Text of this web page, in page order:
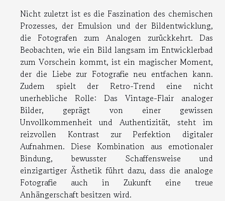
Nicht zuletzt ist es die Faszination des chemischen
Prozesses, der Emulsion und der Bildentwicklung,
die Fotografen zum Analogen zurückkehrt. Das
Beobachten, wie ein Bild langsam im Entwicklerbad
zum Vorschein kommt, ist ein magischer Moment,
der die Liebe zur Fotografie neu entfachen kann.
Zudem spielt der Retro-Trend eine nicht
unerhebliche Rolle: Das Vintage-Flair analoger
Bilder, geprägt von einer gewissen
Unvollkommenheit und Authentizität, steht im
reizvollen Kontrast zur Perfektion digitaler
Aufnahmen. Diese Kombination aus emotionaler
Bindung, bewusster Schaffensweise und
einzigartiger Ästhetik führt dazu, dass die analoge
Fotografie auch in Zukunft eine treue
Anhängerschaft besitzen wird.